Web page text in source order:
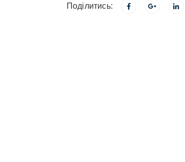
Поділитись: